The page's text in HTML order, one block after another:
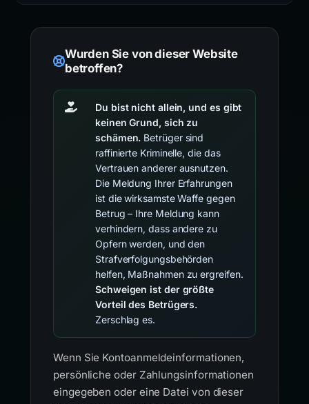
Wurden Sie von dieser Website
betroffen?
Du bist nicht allein, und es gibt
keinen Grund, sich zu
schämen. Betrüger sind
raffinierte Kriminelle, die das
Vertrauen anderer ausnutzen.
Die Meldung Ihrer Erfahrungen
ist die wirksamste Waffe gegen
Betrug – Ihre Meldung kann
verhindern, dass andere zu
Opfern werden, und den
Strafverfolgungsbehörden
helfen, Maßnahmen zu ergreifen.
Schweigen ist der größte
Vorteil des Betrügers.
Zerschlag es.
Wenn Sie Kontoanmeldeinformationen,
persönliche oder Zahlungsinformationen
eingegeben oder eine Datei von dieser